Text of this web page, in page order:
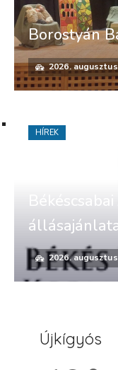
Borostyán
2026.
2026.
HÍREK
Újkígyós